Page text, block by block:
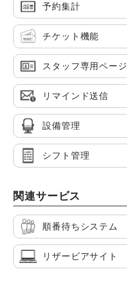
予約集計
チケット機能
スタッフ専用ページ
リマインド送信
設備管理
シフト管理
関連サービス
順番待ちシステム
リザービアサイト